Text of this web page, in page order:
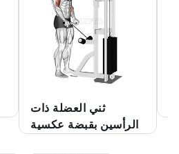
ثني العضلة ذات
الرأسين بقبضة عكسية